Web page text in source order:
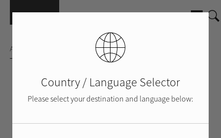
AMPLIFICADOR INTEGRADOS
Country / Language Selector
Please select your destination and language below: